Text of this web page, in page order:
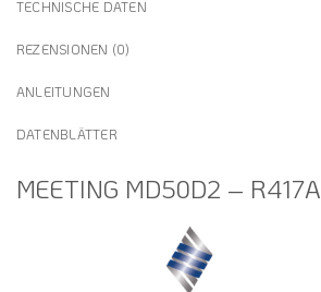
TECHNISCHE DATEN
REZENSIONEN (0)
ANLEITUNGEN
DATENBLÄTTER
MEETING MD50D2 – R417A